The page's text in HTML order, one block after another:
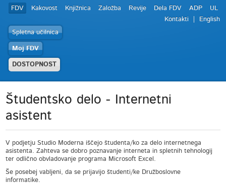
FDV Kakovost Knjižnica Založba Revije Dela FDV ADP
UL
Kontakti
English
Spletna učilnica
Moj FDV
DOSTOPNOST
Študentsko delo - Internetni
asistent
V podjetju Studio Moderna iščejo študenta/ko za delo internetnega
asistenta. Zahteva se dobro poznavanje interneta in spletnih tehnologij
ter odlično obvladovanje programa Microsoft Excel.
Še posebej vabljeni, da se prijavijo študenti/ke Družboslovne
informatike.